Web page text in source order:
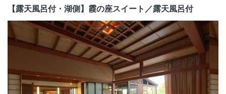
【露天風呂付・湖側】霞の座スイート ／露天風呂付